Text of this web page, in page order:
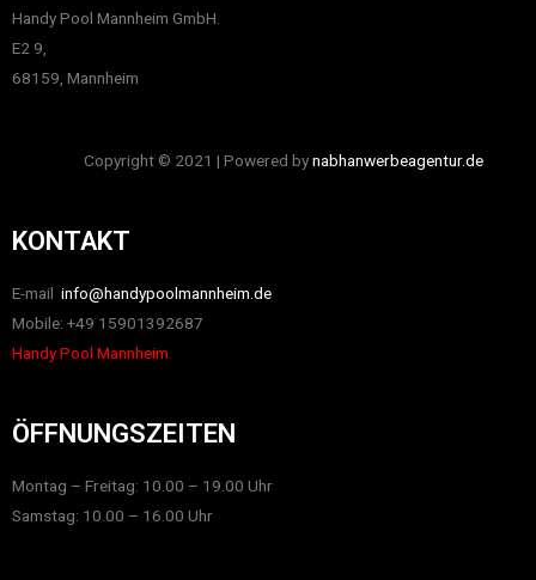
Handy Pool Mannheim GmbH.
E2 9,
68159, Mannheim
Copyright © 2021 | Powered bynabhanwerbeagentur.de
KONTAKT
E-mail info@handypoolmannheim.de
Mobile: +49 15901392687
Handy Pool Mannheim.
ÖFFNUNGSZEITEN
Montag – Freitag: 10.00 – 19.00 Uhr
Samstag: 10.00 – 16.00 Uhr